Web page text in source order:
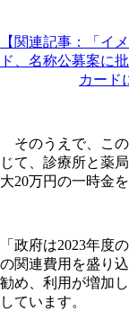
【関連記事：「イ
ド、名称公募案に
カード
そのうえで、こ
じて、診療所と薬
大20万円の一時金を
「政府は2023年度
の関連費用を盛り
勧め、利用が増加
しています。